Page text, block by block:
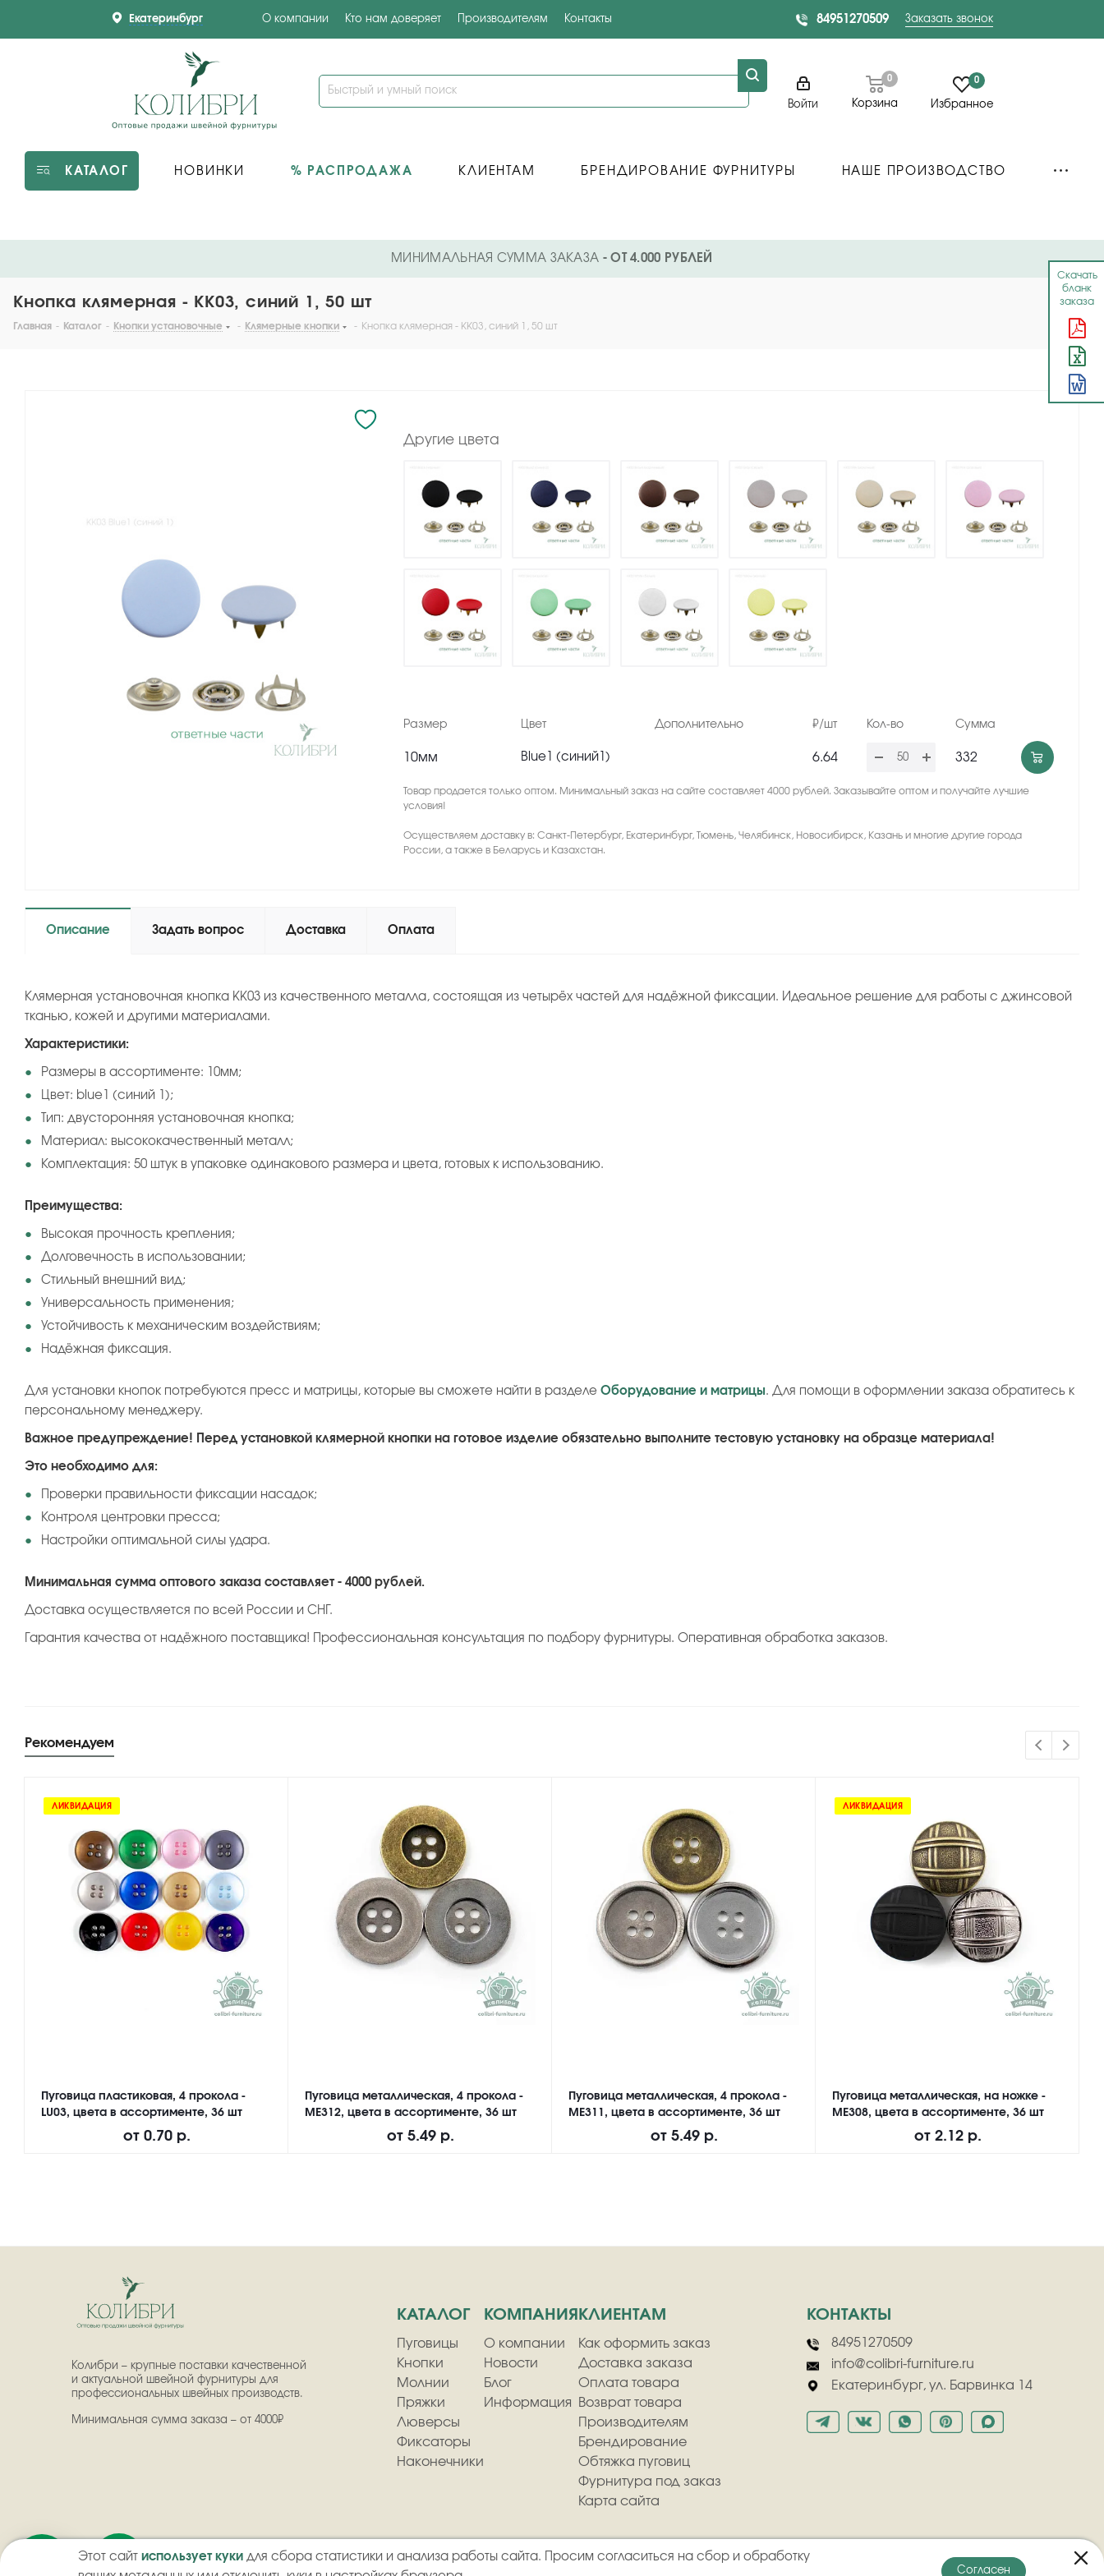
Этот сайт использует куки для сбора статистики и анализа работы сайта. Просим согласиться на сбор и обработку
Согласен
Скачать
бланк
заказа
Екатеринбург О компании Кто нам доверяет Производителям Контакты 84951270509 Заказать звонок
Войти Корзина
0 0
Избранное
КАТАЛОГ НОВИНКИ % РАСПРОДАЖА КЛИЕНТАМ БРЕНДИРОВАНИЕ ФУРНИТУРЫ НАШЕ ПРОИЗВОДСТВО
МИНИМАЛЬНАЯ СУММА ЗАКАЗА - ОТ 4.000 РУБЛЕЙ
Кнопка клямерная - KK03, синий 1, 50 шт
Главная - Каталог - Кнопки установочные - Клямерные кнопки - Кнопка клямерная - KK03, синий 1, 50 шт
Другие цвета
Размер Цвет Дополнительно ₽/шт Кол-во Сумма
10мм Blue1 (синий1) 6.64 332
Товар продается только оптом. Минимальный заказ на сайте составляет 4000 рублей. Заказывайте оптом и получайте лучшие
условия!
Осуществляем доставку в: Санкт-Петербург, Екатеринбург, Тюмень, Челябинск, Новосибирск, Казань и многие другие города
России, а также в Беларусь и Казахстан.
Описание Задать вопрос Доставка Оплата
Клямерная установочная кнопка KK03 из качественного металла, состоящая из четырёх частей для надёжной фиксации. Идеальное решение для работы с джинсовой
тканью, кожей и другими материалами.
Характеристики:
Размеры в ассортименте: 10мм;
Цвет: blue1 (синий 1);
Тип: двусторонняя установочная кнопка;
Материал: высококачественный металл;
Комплектация: 50 штук в упаковке одинакового размера и цвета, готовых к использованию.
Преимущества:
Высокая прочность крепления;
Долговечность в использовании;
Стильный внешний вид;
Универсальность применения;
Устойчивость к механическим воздействиям;
Надёжная фиксация.
Для установки кнопок потребуются пресс и матрицы, которые вы сможете найти в разделе Оборудование и матрицы. Для помощи в оформлении заказа обратитесь к
персональному менеджеру.
Важное предупреждение! Перед установкой клямерной кнопки на готовое изделие обязательно выполните тестовую установку на образце материала!
Это необходимо для:
Проверки правильности фиксации насадок;
Контроля центровки пресса;
Настройки оптимальной силы удара.
Минимальная сумма оптового заказа составляет - 4000 рублей.
Доставка осуществляется по всей России и СНГ.
Гарантия качества от надёжного поставщика! Профессиональная консультация по подбору фурнитуры. Оперативная обработка заказов.
Рекомендуем
ЛИКВИДАЦИЯ
Пуговица пластиковая, 4 прокола -
LU03, цвета в ассортименте, 36 шт
от 0.70 р.
Пуговица металлическая, 4 прокола -
ME312, цвета в ассортименте, 36 шт
от 5.49 р.
Пуговица металлическая, 4 прокола -
ME311, цвета в ассортименте, 36 шт
от 5.49 р.
ЛИКВИДАЦИЯ
Пуговица металлическая, на ножке -
ME308, цвета в ассортименте, 36 шт
от 2.12 р.
Колибри – крупные поставки качественной
и актуальной швейной фурнитуры для
профессиональных швейных производств.
Минимальная сумма заказа – от 4000₽
КАТАЛОГ
Пуговицы
Кнопки
Молнии
Пряжки
Люверсы
Фиксаторы
Наконечники
КОМПАНИЯ
О компании
Новости
Блог
Информация
КЛИЕНТАМ
Как оформить заказ
Доставка заказа
Оплата товара
Возврат товара
Производителям
Брендирование
Обтяжка пуговиц
Фурнитура под заказ
Карта сайта
КОНТАКТЫ
84951270509
info@colibri-furniture.ru
Екатеринбург, ул. Барвинка 14
ООО "Колибри" - Оптовая продажа швейной фурнитуры Пользовательское соглашение